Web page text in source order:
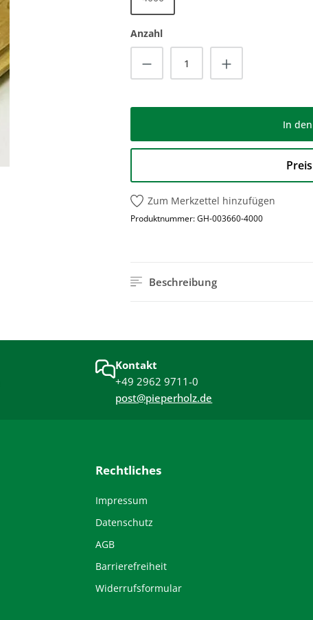
Anzahl
Produkt Anzahl: Gib
In
Zum Merkzettel hinzufügen
Produktnummer:GH-003660-4000
Beschreibung
Kontakt
+49 2962 9711-0
post@pieperholz.de
Rechtliches
Impressum
Datenschutz
AGB
Barrierefreiheit
Widerrufsformular